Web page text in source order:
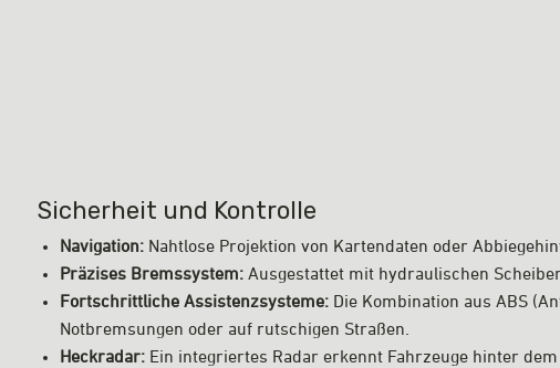
Sicherheit und Kontrolle
Navigation:Nahtlose Projektion von Kartendaten oder
Präzises Bremssystem:Ausgestattet mit hydraulischen
Fortschrittliche Assistenzsysteme:Die Kombination aus ABS
Notbremsungen oder auf rutschigen Straßen.
Heckradar:Ein integriertes Radar erkennt Fahrzeuge hinter